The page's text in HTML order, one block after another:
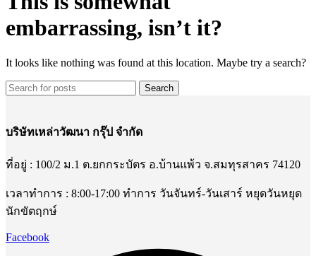
embarrassing, isn’t it?
It looks like nothing was found at this location. Maybe try a search?
Search
บริษัทเหล่าวัฒนา กรุ๊ป จำกัด
ที่อยู่ : 100/2 ม.1 ต.ยกกระบัตร อ.บ้านแพ้ว จ.สมทุรสาคร 74120
เวลาทำการ : 8:00-17:00 ทำการ วันจันทร์-วันเสาร์ หยุดวันหยุด
นักขัตฤกษ์
Facebook